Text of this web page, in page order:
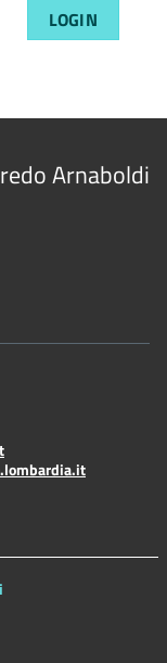
LOGIN
Arnaboldi